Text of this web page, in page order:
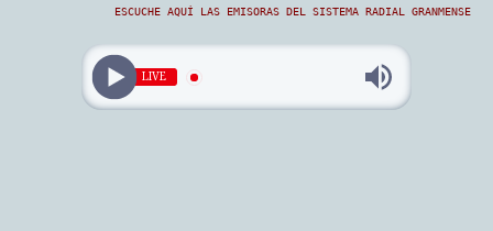
ESCUCHE AQUÍ LAS EMISORAS DEL SISTEMA RADIAL GRANMENSE
LIVE